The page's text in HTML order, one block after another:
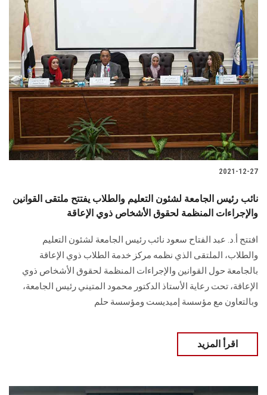
2021-12-27
نائب رئيس الجامعة لشئون التعليم والطلاب يفتتح ملتقى القوانين
والإجراءات المنظمة لحقوق الأشخاص ذوي الإعاقة
افتتح أ.د. عبد الفتاح سعود نائب رئيس الجامعة لشئون التعليم
والطلاب، الملتقى الذي نظمه مركز خدمة الطلاب ذوي الإعاقة
بالجامعة حول القوانين والإجراءات المنظمة لحقوق الأشخاص ذوي
الإعاقة، تحت رعاية الأستاذ الدكتور محمود المتيني رئيس الجامعة،
وبالتعاون مع مؤسسة إميديست ومؤسسة حلم
اقرأ المزيد